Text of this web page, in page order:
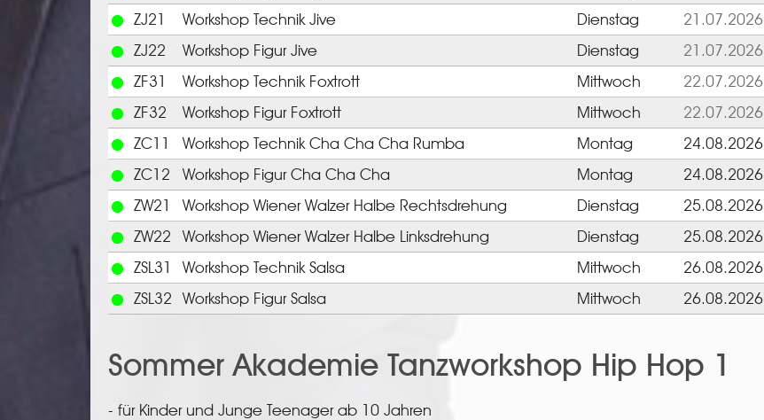
ZJ21
Workshop Technik Jive Dienstag 21.07.2026
ZJ22
Workshop Figur Jive Dienstag 21.07.2026
ZF31
Workshop Technik Foxtrott Mittwoch 22.07.2026
ZF32
Workshop Figur Foxtrott Mittwoch 22.07.2026
ZC11
Workshop Technik Cha Cha Cha Rumba Montag 24.08.2026
ZC12
Workshop Figur Cha Cha Cha Montag 24.08.2026
ZW21
Workshop Wiener Walzer Halbe Rechtsdrehung Dienstag 25.08.2026
ZW22
Workshop Wiener Walzer Halbe Linksdrehung Dienstag 25.08.2026
ZSL31
Workshop Technik Salsa Mittwoch 26.08.2026
ZSL32
Workshop Figur Salsa Mittwoch 26.08.2026
Sommer Akademie Tanzworkshop Hip Hop 1
- für Kinder und Junge Teenager ab 10 Jahren